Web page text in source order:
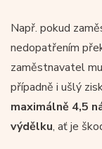
Např. pokud
nedopatřením
zaměstnavatel
případně i ušlý
maximálně 4,5
výdělku, ať je